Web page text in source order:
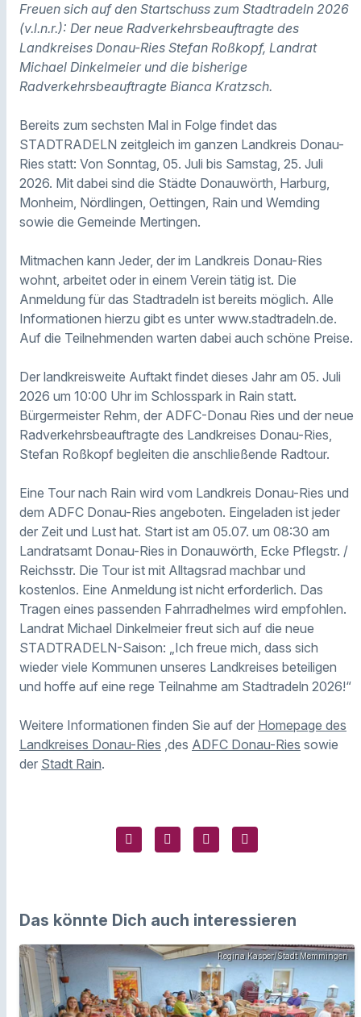
Freuen sich auf den Startschuss zum Stadtradeln 2026
(v.l.n.r.): Der neue Radverkehrsbeauftragte des
Landkreises Donau-Ries Stefan Roßkopf, Landrat
Michael Dinkelmeier und die bisherige
Radverkehrsbeauftragte Bianca Kratzsch.
Bereits zum sechsten Mal in Folge findet das
STADTRADELN zeitgleich im ganzen Landkreis Donau-
Ries statt: Von Sonntag, 05. Juli bis Samstag, 25. Juli
2026. Mit dabei sind die Städte Donauwörth, Harburg,
Monheim, Nördlingen, Oettingen, Rain und Wemding
sowie die Gemeinde Mertingen.
Mitmachen kann Jeder, der im Landkreis Donau-Ries
wohnt, arbeitet oder in einem Verein tätig ist. Die
Anmeldung für das Stadtradeln ist bereits möglich. Alle
Informationen hierzu gibt es unter www.stadtradeln.de.
Auf die Teilnehmenden warten dabei auch schöne Preise.
Der landkreisweite Auftakt findet dieses Jahr am 05. Juli
2026 um 10:00 Uhr im Schlosspark in Rain statt.
Bürgermeister Rehm, der ADFC-Donau Ries und der neue
Radverkehrsbeauftragte des Landkreises Donau-Ries,
Stefan Roßkopf begleiten die anschließende Radtour.
Eine Tour nach Rain wird vom Landkreis Donau-Ries und
dem ADFC Donau-Ries angeboten. Eingeladen ist jeder
der Zeit und Lust hat. Start ist am 05.07. um 08:30 am
Landratsamt Donau-Ries in Donauwörth, Ecke Pflegstr. /
Reichsstr. Die Tour ist mit Alltagsrad machbar und
kostenlos. Eine Anmeldung ist nicht erforderlich. Das
Tragen eines passenden Fahrradhelmes wird empfohlen.
Landrat Michael Dinkelmeier freut sich auf die neue
STADTRADELN-Saison: „Ich freue mich, dass sich
wieder viele Kommunen unseres Landkreises beteiligen
und hoffe auf eine rege Teilnahme am Stadtradeln 2026!“
Weitere Informationen finden Sie auf der Homepage des
Landkreises Donau-Ries ,des ADFC Donau-Ries sowie
der Stadt Rain.
Das könnte Dich auch interessieren
Regina Kasper/Stadt Memmingen